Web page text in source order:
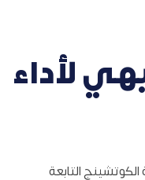
لأداء
التابعة